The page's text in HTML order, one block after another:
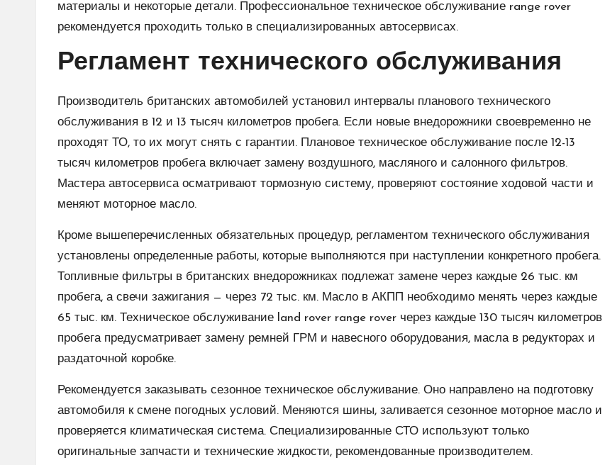
материалы и некоторые детали. Профессиональное техническое обслуживание range rover
рекомендуется проходить только в специализированных автосервисах.
Регламент технического обслуживания
Производитель британских автомобилей установил интервалы планового технического
обслуживания в 12 и 13 тысяч километров пробега. Если новые внедорожники своевременно не
проходят ТО, то их могут снять с гарантии. Плановое техническое обслуживание после 12-13
тысяч километров пробега включает замену воздушного, масляного и салонного фильтров.
Мастера автосервиса осматривают тормозную систему, проверяют состояние ходовой части и
меняют моторное масло.
Кроме вышеперечисленных обязательных процедур, регламентом технического обслуживания
установлены определенные работы, которые выполняются при наступлении конкретного пробега.
Топливные фильтры в британских внедорожниках подлежат замене через каждые 26 тыс. км
пробега, а свечи зажигания — через 72 тыс. км. Масло в АКПП необходимо менять через каждые
65 тыс. км. Техническое обслуживание land rover range rover через каждые 130 тысяч километров
пробега предусматривает замену ремней ГРМ и навесного оборудования, масла в редукторах и
раздаточной коробке.
Рекомендуется заказывать сезонное техническое обслуживание. Оно направлено на подготовку
автомобиля к смене погодных условий. Меняются шины, заливается сезонное моторное масло и
проверяется климатическая система. Специализированные СТО используют только
оригинальные запчасти и технические жидкости, рекомендованные производителем.